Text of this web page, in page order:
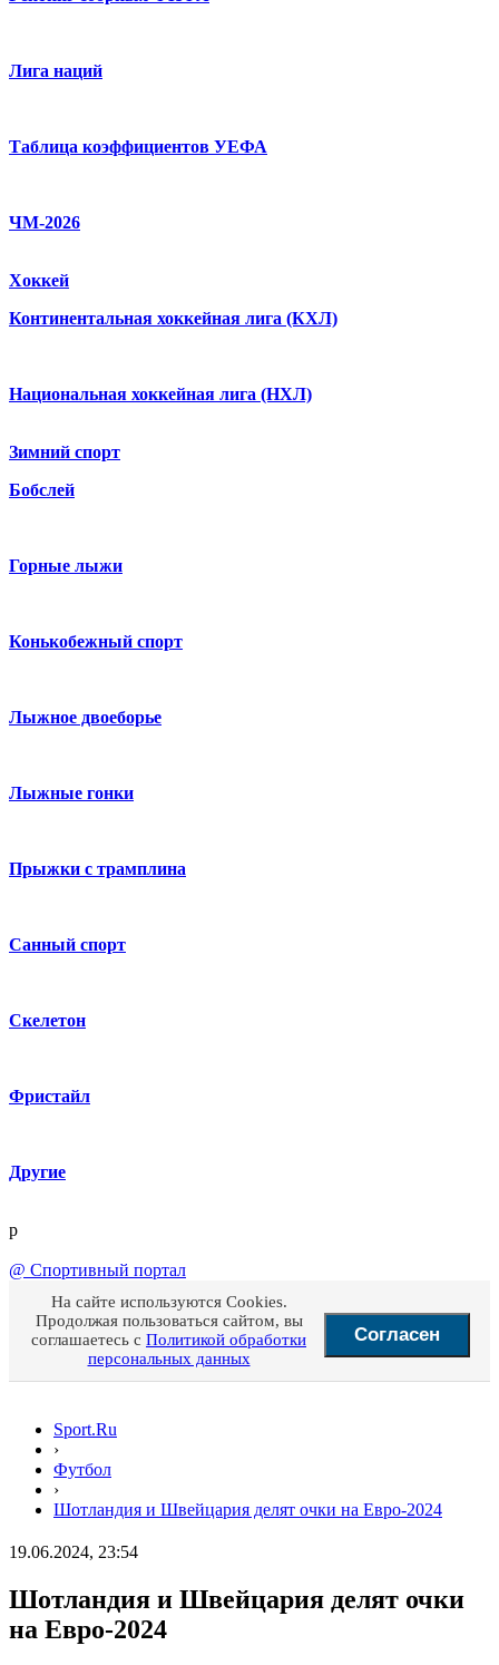
Лига наций
Таблица коэффициентов УЕФА
ЧМ-2026
Хоккей
Континентальная хоккейная лига (КХЛ)
Национальная хоккейная лига (НХЛ)
Зимний спорт
Бобслей
Горные лыжи
Конькобежный спорт
Лыжное двоеборье
Лыжные гонки
Прыжки с трамплина
Санный спорт
Скелетон
Фристайл
Другие
p
@ Спортивный портал
На сайте используются Cookies.
Продолжая пользоваться сайтом, вы
соглашаетесь с Политикой обработки
персональных данных
Согласен
Sport.Ru
›
Футбол
›
Шотландия и Швейцария делят очки на Евро-2024
19.06.2024, 23:54
Шотландия и Швейцария делят очки
на Евро-2024